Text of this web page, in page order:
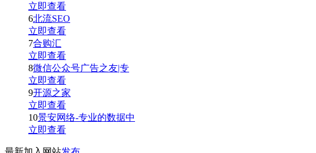
立即查看
6北流SEO
立即查看
7合购汇
立即查看
8微信公众号广告之友|专
立即查看
9开源之家
立即查看
10景安网络-专业的数据中
立即查看